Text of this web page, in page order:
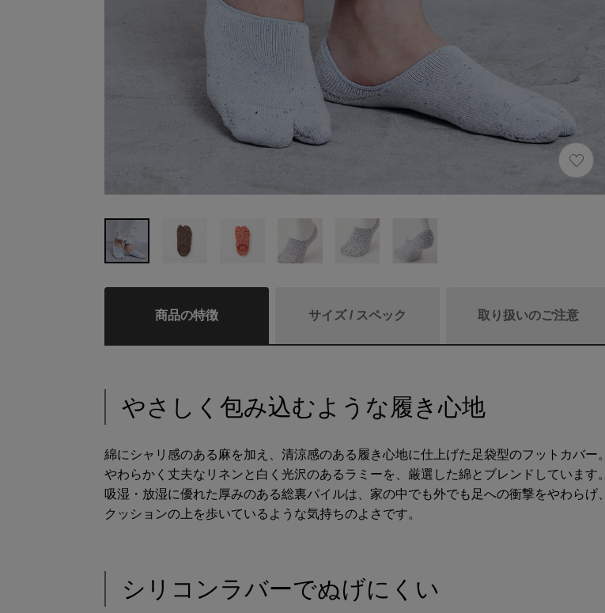
商品の特徴 サイズ / スペック 取り扱いのご注意
やさしく包み込むような履き心地
綿にシャリ感のある麻を加え、清涼感のある履き心地に仕上げた足袋型のフットカバー。
やわらかく丈夫なリネンと白く光沢のあるラミーを、厳選した綿とブレンドしています。
吸湿・放湿に優れた厚みのある総裏パイルは、家の中でも外でも足への衝撃をやわらげ、
クッションの上を歩いているような気持ちのよさです。
シリコンラバーでぬげにくい